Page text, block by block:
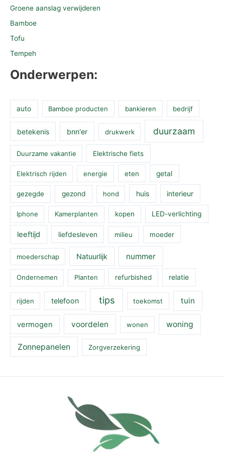
Groene aanslag verwijderen
Bamboe
Tofu
Tempeh
Onderwerpen:
auto Bamboe producten bankieren bedrijf
betekenis bnn'er drukwerk duurzaam
Duurzame vakantie Elektrische fiets
Elektrisch rijden energie eten getal
gezegde gezond hond huis interieur
Iphone Kamerplanten kopen LED-verlichting
leeftijd liefdesleven milieu moeder
moederschap Natuurlijk nummer
Ondernemen Planten refurbished relatie
rijden telefoon tips toekomst tuin
vermogen voordelen wonen woning
Zonnepanelen Zorgverzekering